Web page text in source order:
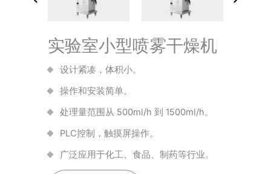
实验室小型喷雾干燥机
设计紧凑，体积小。
操作和安装简单。
处理量范围从 500ml/h 到 1500ml/h。
PLC控制，触摸屏操作。
广泛应用于化工、食品、制药等行业。